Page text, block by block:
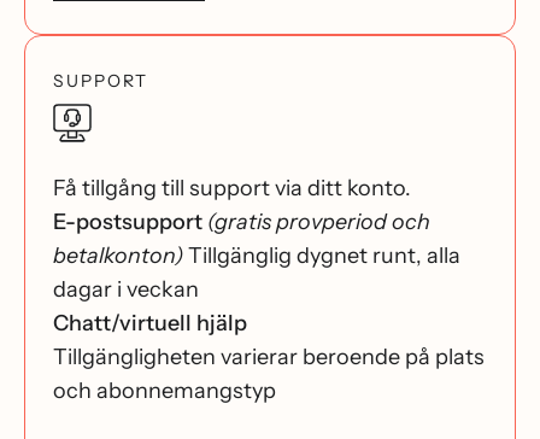
SUPPORT
Få tillgång till support via ditt konto.
E-postsupport (gratis provperiod och
betalkonton)Tillgänglig dygnet runt, alla
dagar i veckan
Chatt/virtuell hjälp
Tillgängligheten varierar beroende på plats
och abonnemangstyp